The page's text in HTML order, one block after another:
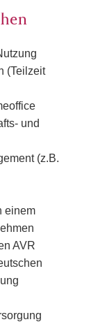
(Teilzeit
und
(z.B.
einem
AVR